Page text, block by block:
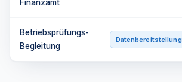
Finanzamt
Betriebsprüfungs-
Begleitung
Datenbereitstellung